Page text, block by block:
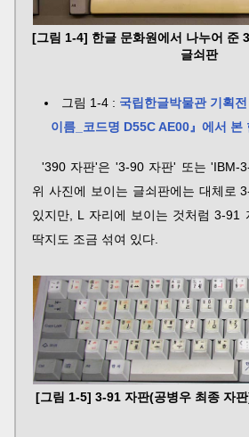
[그림 1-4] 한글 문화원에서 나누어 준
글쇠판
그림 1-4 : 국립한글박물관 기획
이름_코드명 D55C AE00』에서 본
'390 자판'은 '3-90 자판' 또는 'IBM-
위 사진에 보이는 글쇠판에는 대체로
있지만, L 자리에 보이는 것처럼 3-91
딱지도 조금 섞여 있다.
[그림 1-5] 3-91 자판(공병우 최종 자